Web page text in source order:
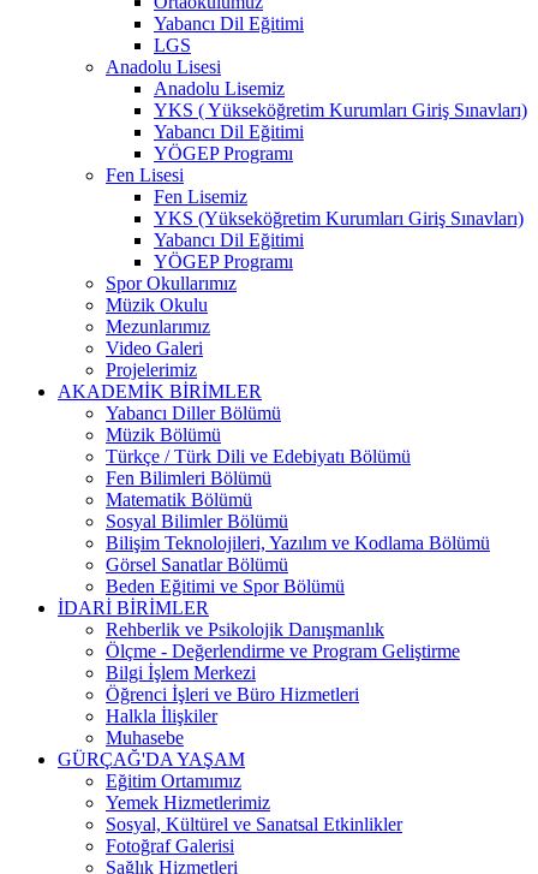
Yabancı Dil Eğitimi
LGS
Anadolu Lisesi
Anadolu Lisemiz
YKS ( Yükseköğretim Kurumları Giriş Sınavları)
Yabancı Dil Eğitimi
YÖGEP Programı
Fen Lisesi
Fen Lisemiz
YKS (Yükseköğretim Kurumları Giriş Sınavları)
Yabancı Dil Eğitimi
YÖGEP Programı
Spor Okullarımız
Müzik Okulu
Mezunlarımız
Video Galeri
Projelerimiz
AKADEMİK BİRİMLER
Yabancı Diller Bölümü
Müzik Bölümü
Türkçe / Türk Dili ve Edebiyatı Bölümü
Fen Bilimleri Bölümü
Matematik Bölümü
Sosyal Bilimler Bölümü
Bilişim Teknolojileri, Yazılım ve Kodlama Bölümü
Görsel Sanatlar Bölümü
Beden Eğitimi ve Spor Bölümü
İDARİ BİRİMLER
Rehberlik ve Psikolojik Danışmanlık
Ölçme - Değerlendirme ve Program Geliştirme
Bilgi İşlem Merkezi
Öğrenci İşleri ve Büro Hizmetleri
Halkla İlişkiler
Muhasebe
GÜRÇAĞ'DA YAŞAM
Eğitim Ortamımız
Yemek Hizmetlerimiz
Sosyal, Kültürel ve Sanatsal Etkinlikler
Fotoğraf Galerisi
Sağlık Hizmetleri